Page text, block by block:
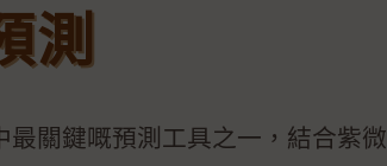
測
關鍵嘅預測工具之一，結合紫微